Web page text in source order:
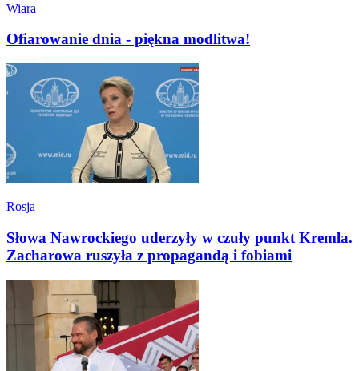
Wiara
Ofiarowanie dnia - piękna modlitwa!
Rosja
Słowa Nawrockiego uderzyły w czuły punkt Kremla.
Zacharowa ruszyła z propagandą i fobiami